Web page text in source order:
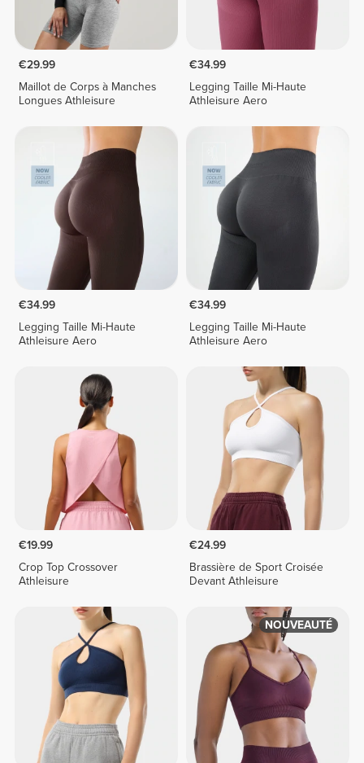
€29.99
Maillot de Corps à Manches
Longues Athleisure
€34.99
Legging Taille Mi-Haute
Athleisure Aero
€34.99
Legging Taille Mi-Haute
Athleisure Aero
€34.99
Legging Taille Mi-Haute
Athleisure Aero
€19.99
Crop Top Crossover
Athleisure
€24.99
Brassière de Sport Croisée
Devant Athleisure
NOUVEAUTÉ